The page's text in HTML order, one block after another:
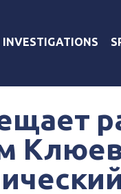
INVESTIGATIONS